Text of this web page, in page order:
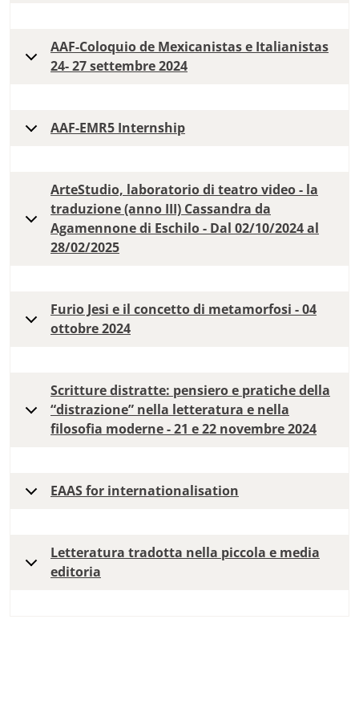
AAF-Coloquio de Mexicanistas e Italianistas
24- 27 settembre 2024
AAF-EMR5 Internship
ArteStudio, laboratorio di teatro video - la
traduzione (anno III) Cassandra da
Agamennone di Eschilo - Dal 02/10/2024 al
28/02/2025
Furio Jesi e il concetto di metamorfosi - 04
ottobre 2024
Scritture distratte: pensiero e pratiche della
“distrazione” nella letteratura e nella
filosofia moderne - 21 e 22 novembre 2024
EAAS for internationalisation
Letteratura tradotta nella piccola e media
editoria